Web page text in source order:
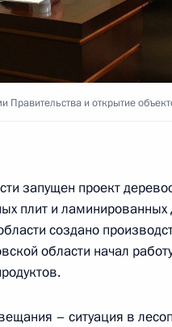
Национального
создания культурно-
Правительства и открытие
запущен проект
плит и ламинированных
создано
области начал
– ситуация в